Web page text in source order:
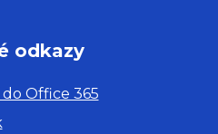
odkazy
Office 365